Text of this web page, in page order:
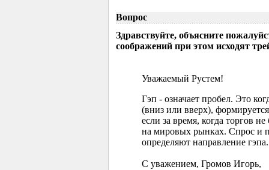
Вопрос
Здравствуйте, объясните
соображений при этом исходят
Уважаемый Рустем!
Гэп - означает пробел. Это
(вниз или вверх),
если за время, когда торгов
на мировых рынках. Спрос и
определяют направление гэпа.
С уважением, Громов Игорь,